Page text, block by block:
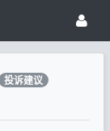
投诉建议